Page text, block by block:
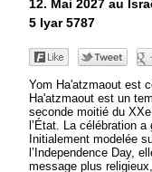
12. Mai 2027 au
5 Iyar 5787
Yom Ha'atzmaout est
Ha'atzmaout est un
seconde moitié du
l’État. La célébration
Initialement modelée
l’Independence Day,
message plus